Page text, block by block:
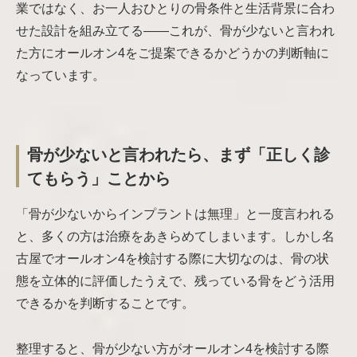
業ではなく、お一人おひとりの骨条件と生活背景に合わ
せた設計を組み立てる——これが、骨が少ないと言われ
た方にオールオン4をご提案できるかどうかの判断軸に
なっています。
骨が少ないと言われたら、まず「正しく診
てもらう」ことから
「骨が少ないからインプラントは無理」と一度言われる
と、多くの方は治療をあきらめてしまいます。しかし名
古屋でオールオン4を検討する際に大切なのは、骨の状
態を立体的に評価したうえで、残っている骨をどう活用
できるかを判断することです。
整理すると、骨が少ない方がオールオン4を検討する際